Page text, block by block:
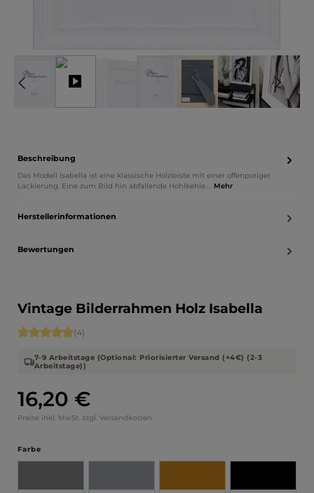
Beschreibung
Das Modell Isabella ist eine klassische Holzleiste mit einer offenporiger
Lackierung. Eine zum Bild hin abfallende Hohlkehle… Mehr
Herstellerinformationen
Bewertungen
Vintage Bilderrahmen Holz Isabella
Regulärer Preis:
16,20 €
Preise inkl. MwSt. zzgl. Versandkosten
Durchschnittliche Bewertung von 5 von 5 Sternen
(4)
7-9 Arbeitstage (Optional: Priorisierter Versand (+4€) (2-3
Arbeitstage))
Farbeauswählen